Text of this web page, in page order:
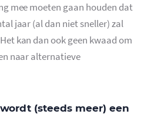
mee moeten gaan houden dat
jaar (al dan niet sneller) zal
kan dan ook geen kwaad om
naar alternatieve
(steeds meer) een